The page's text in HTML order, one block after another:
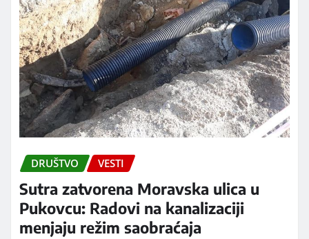
DRUŠTVO VESTI
Sutra zatvorena Moravska ulica u
Pukovcu: Radovi na kanalizaciji
menjaju režim saobraćaja